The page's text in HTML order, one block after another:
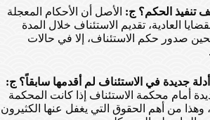
ج: الأصل أن الأحكام المعجلة
العادية، تقديم الاستئناف خلال المدة
لحين صدور حكم الاستئناف، إلا في حالات
ج:
أمام محكمة الاستئناف إذا كانت المحكمة
من أهم الحقوق التي يغفل عنها الكثيرون